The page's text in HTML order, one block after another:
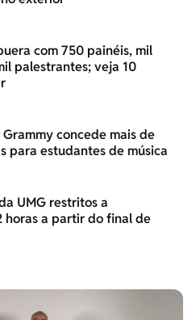
com 750 painéis, mil
palestrantes; veja 10
concede mais de
para estudantes de música
UMG restritos a
horas a partir do final de